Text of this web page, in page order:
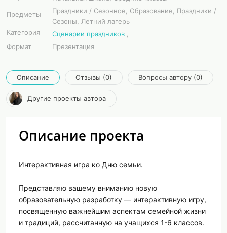
Предметы
Праздники / Сезонное, Образование, Праздники /
Сезоны, Летний лагерь
Категория
Сценарии праздников
Формат
Презентация
Описание Отзывы (0) Вопросы автору (0)
Другие проекты автора
Описание проекта
Интерактивная игра ко Дню семьи.
Представляю вашему вниманию новую
образовательную разработку — интерактивную игру,
посвященную важнейшим аспектам семейной жизни
и традиций, рассчитанную на учащихся 1-6 классов.